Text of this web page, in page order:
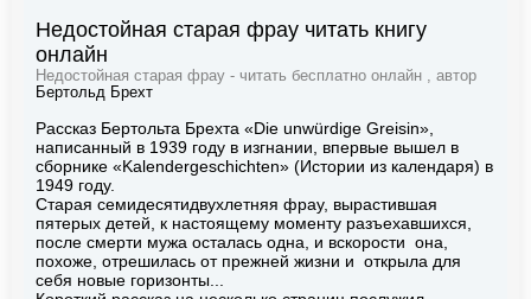
Недостойная старая фрау читать книгу
онлайн
Недостойная старая фрау - читать бесплатно онлайн , автор
Бертольд Брехт
Рассказ Бертольта Брехта «Die unwürdige Greisin»,
написанный в 1939 году в изгнании, впервые вышел в
сборнике «Kalendergeschichten» (Истории из календаря) в
1949 году.
Старая семидесятидвухлетняя фрау, вырастившая
пятерых детей, к настоящему моменту разъехавшихся,
после смерти мужа осталась одна, и вскорости она,
похоже, отрешилась от прежней жизни и открыла для
себя новые горизонты...